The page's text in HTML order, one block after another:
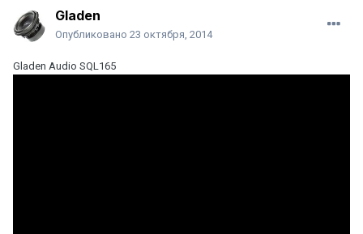
Gladen
Опубликовано 23 октября, 2014
Gladen Audio SQL165